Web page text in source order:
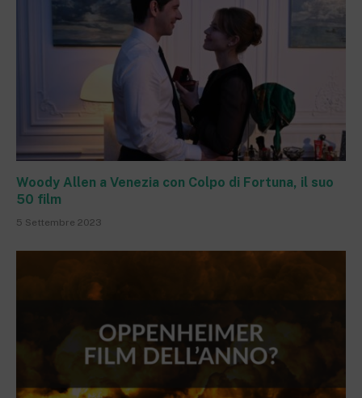
Woody Allen a Venezia con Colpo di Fortuna, il suo
50 film
5 Settembre 2023